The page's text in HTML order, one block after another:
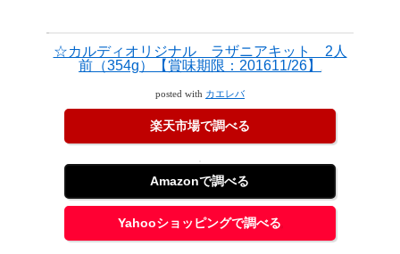
☆カルディオリジナル ラザニアキット 2人
前（354g）【賞味期限：201611/26】
posted with カエレバ
楽天市場で調べる
Amazonで調べる
Yahooショッピングで調べる